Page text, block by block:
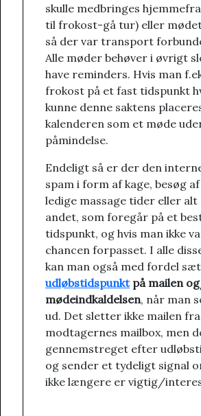
skulle medbringes hjemmefra
til frokost-gå tur) eller mødet
så der var transport
Alle møder behøver i øvrigt
have reminders. Hvis man
frokost på et fast tidspunkt
kunne denne saktens
kalenderen som et møde
påmindelse.
Endeligt så er der den
spam i form af kage, besøg af
ledige massage tider eller
andet, som foregår på et
tidspunkt, og hvis man ikke
chancen forpasset. I alle
kan man også med fordel
udløbstidspunktpå mailen
mødeindkaldelsen, når man
ud. Det sletter ikke mailen fra
modtagernes mailbox, men
gennemstreget efter
og sender et tydeligt signal
ikke længere er vigtig/